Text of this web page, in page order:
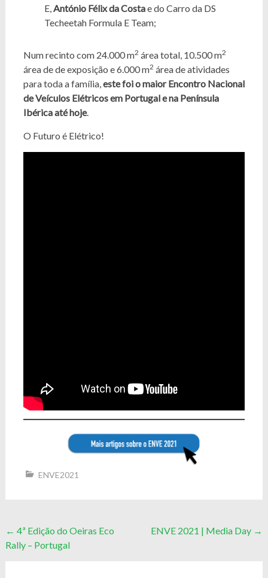
E,António Félix da Costae do Carro da DS
Techeetah Formula E Team;
Num recinto com 24.000 m2 área total, 10.500 m2
área de de exposição e 6.000 m2 área de atividades
para toda a família,este foi o maior Encontro Nacional
de Veículos Elétricos em Portugal e na Península
Ibérica até hoje.
O Futuro é Elétrico!
ENVE2021
Post
navigation
← 4ª Edição do Oeiras Eco
Rally – Portugal
ENVE 2021 | Media Day →